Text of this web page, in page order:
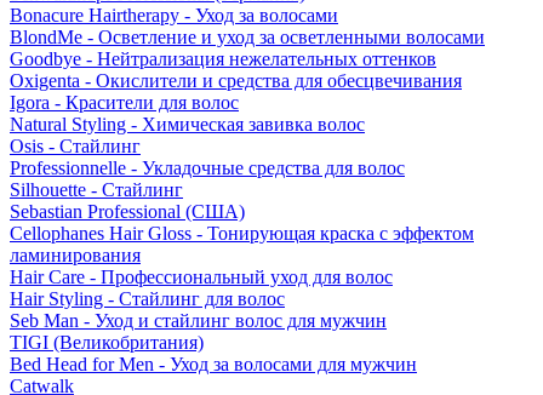
Bonacure Hairtherapy - Уход за волосами
BlondMe - Осветление и уход за осветленными волосами
Goodbye - Нейтрализация нежелательных оттенков
Oxigenta - Окислители и средства для обесцвечивания
Igora - Красители для волос
Natural Styling - Химическая завивка волос
Osis - Стайлинг
Professionnelle - Укладочные средства для волос
Silhouette - Стайлинг
Sebastian Professional (США)
Cellophanes Hair Gloss - Тонирующая краска с эффектом
ламинирования
Hair Care - Профессиональный уход для волос
Hair Styling - Стайлинг для волос
Seb Man - Уход и стайлинг волос для мужчин
TIGI (Великобритания)
Bed Head for Men - Уход за волосами для мужчин
Catwalk